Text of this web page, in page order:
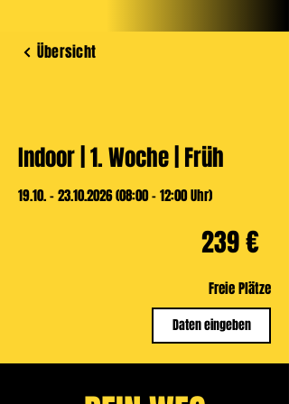
Übersicht
Indoor | 1. Woche | Früh
19.10. - 23.10.2026 (08:00 - 12:00 Uhr)
Euro239 €
Freie Plätze
Daten eingeben